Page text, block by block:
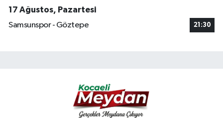
17 Ağustos, Pazartesi
Samsunspor - Göztepe
21:30